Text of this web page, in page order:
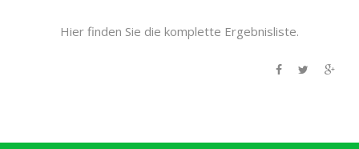
Hier finden Sie die komplette Ergebnisliste.